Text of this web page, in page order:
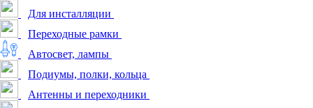
Для инсталляции
Переходные рамки
Автосвет, лампы
Подиумы, полки, кольца
Антенны и переходники